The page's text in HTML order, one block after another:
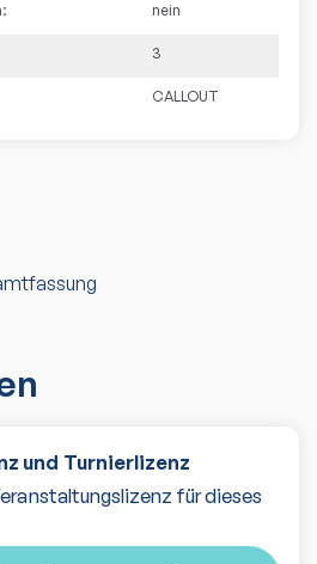
nein
3
CALLOUT
und Turnierlizenz
für dieses